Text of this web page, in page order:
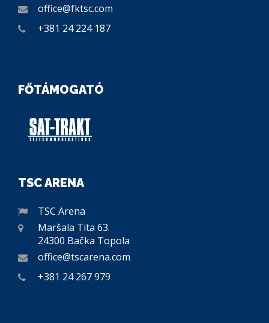
office@fktsc.com
+381 24 224 187
FŐTÁMOGATÓ
TSC ARENA
TSC Arena
Maršala Tita 63.
24300 Bačka Topola
office@tscarena.com
+381 24 267 979